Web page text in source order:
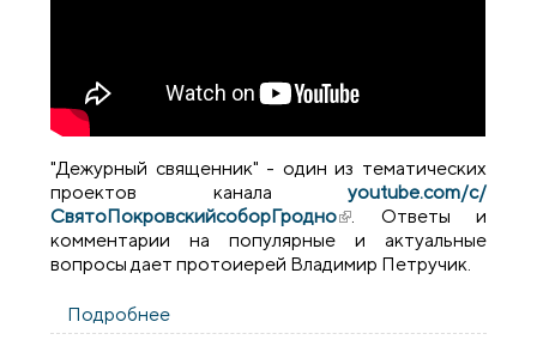
"Дежурный священник" - один из тематических
проектов канала youtube.com/c/
СвятоПокровскийсоборГродно(внешняя ссылка)
. Ответы и
комментарии на популярные и актуальные
вопросы дает протоиерей Владимир Петручик.
Подробнее
естественной красоте)